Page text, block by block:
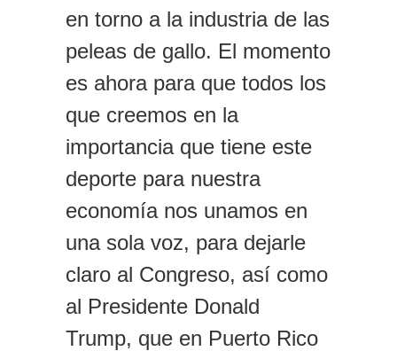
en torno a la industria de las
peleas de gallo. El momento
es ahora para que todos los
que creemos en la
importancia que tiene este
deporte para nuestra
economía nos unamos en
una sola voz, para dejarle
claro al Congreso, así como
al Presidente Donald
Trump, que en Puerto Rico